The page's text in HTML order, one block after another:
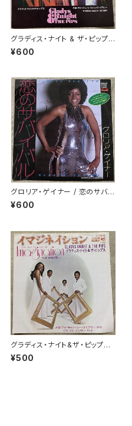
グラディス・ナイト & ザ・ピップス
/ 夜汽車よ!ジョージアへ…
¥600
グロリア・ゲイナー / 恋のサバイ
バル
¥600
グラディス・ナイト&ザ・ピップス
/ イマジネイション
¥500